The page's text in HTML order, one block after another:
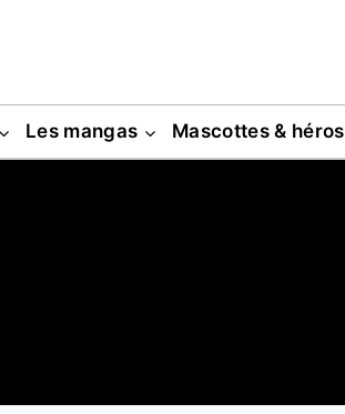
Les mangas Mascottes & héros